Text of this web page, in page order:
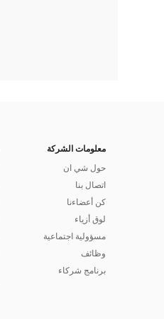
معلومات الشركة
حول شي ان
اتصال بنا
كن أعضاءنا
لوق أزياء
مسؤولية اجتماعية
وظائف
برنامج شركاء